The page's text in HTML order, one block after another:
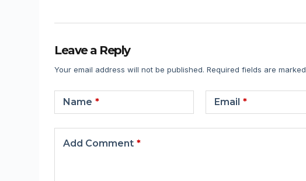
Leave a Reply
Your email address will not be published. Required fields are marked
Name * Email *
Add Comment *